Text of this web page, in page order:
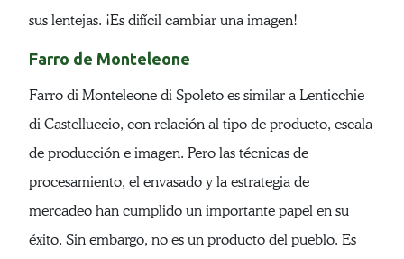
sus lentejas. ¡Es difícil cambiar una imagen!
Farro de Monteleone
Farro di Monteleone di Spoleto es similar a Lenticchie
di Castelluccio, con relación al tipo de producto, escala
de producción e imagen. Pero las técnicas de
procesamiento, el envasado y la estrategia de
mercadeo han cumplido un importante papel en su
éxito. Sin embargo, no es un producto del pueblo. Es